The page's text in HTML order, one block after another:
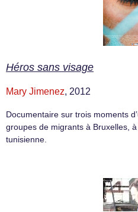
Héros sans visage
Mary Jimenez, 2012
Documentaire sur trois moments
groupes de migrants à Bruxelles,
tunisienne.